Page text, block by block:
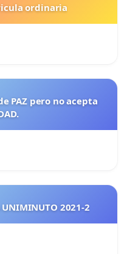
ordinaria
PAZ pero no acepta
DESCUENTO MATRICULA UNIMINUTO 2021-2